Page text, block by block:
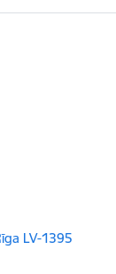
LV-1395